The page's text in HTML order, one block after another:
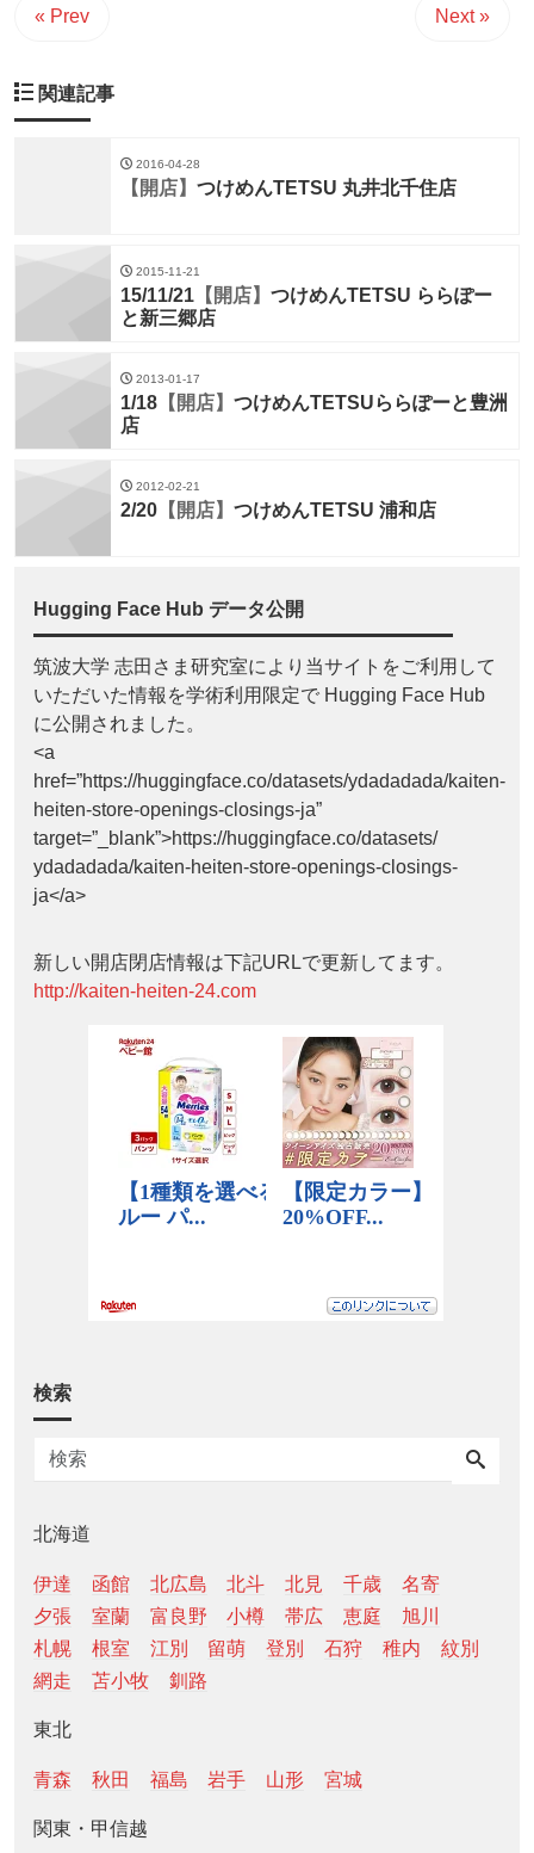
« Prev Next »
関連記事
2016-04-28
【開店】 つけめんTETSU 丸井北千住店
2015-11-21
15/11/21 【開店】 つけめんTETSU ららぽー
と新三郷店
2013-01-17
1/18 【開店】 つけめんTETSUららぽーと豊洲
店
2012-02-21
2/20 【開店】 つけめんTETSU 浦和店
Hugging Face Hub データ公開
筑波大学 志田さま研究室により当サイトをご利用して
いただいた情報を学術利用限定で Hugging Face Hub
に公開されました。
<a
href=”https://huggingface.co/datasets/ydadadada/kaiten-
heiten-store-openings-closings-ja”
target=”_blank”>https://huggingface.co/datasets/
ydadadada/kaiten-heiten-store-openings-closings-
ja</a>
新しい開店閉店情報は下記URLで更新してます。
http://kaiten-heiten-24.com
検索
北海道
伊達 函館 北広島 北斗 北見 千歳
名寄
夕張
室蘭 富良野 小樽 帯広 恵庭
旭川
札幌
根室 江別 留萌 登別 石狩 稚内
紋別
網走
苫小牧 釧路
東北
青森 秋田 福島 岩手 山形 宮城
関東・甲信越